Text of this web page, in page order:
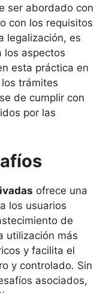
ser abordado con
con los requisitos
legalización, es
los aspectos
esta práctica en
trámites
de cumplir con
por las
ofrece una
los usuarios
de
utilización más
y facilita el
y controlado. Sin
asociados,